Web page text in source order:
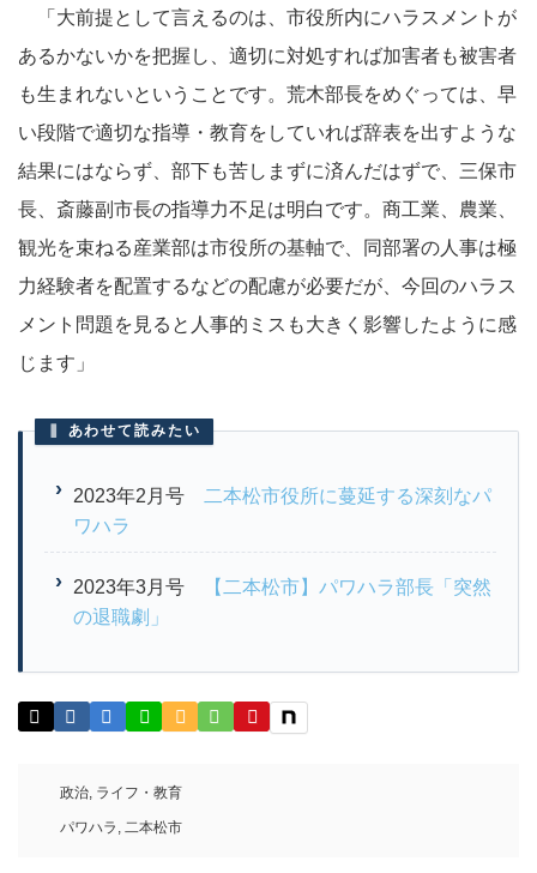
「大前提として言えるのは、市役所内にハラスメントが
あるかないかを把握し、適切に対処すれば加害者も被害者
も生まれないということです。荒木部長をめぐっては、早
い段階で適切な指導・教育をしていれば辞表を出すような
結果にはならず、部下も苦しまずに済んだはずで、三保市
長、斎藤副市長の指導力不足は明白です。商工業、農業、
観光を束ねる産業部は市役所の基軸で、同部署の人事は極
力経験者を配置するなどの配慮が必要だが、今回のハラス
メント問題を見ると人事的ミスも大きく影響したように感
じます」
あわせて読みたい
2023年2月号
二本松市役所に蔓延する深刻なパ
ワハラ
2023年3月号
【二本松市】パワハラ部長「突然
の退職劇」
政治, ライフ・教育
パワハラ , 二本松市